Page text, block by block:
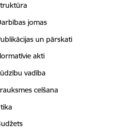
jomas
un pārskati
akti
vadība
celšana